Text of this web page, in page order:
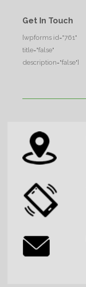
Get In Touch
[wpforms id="761"
title="false"
description="false"]